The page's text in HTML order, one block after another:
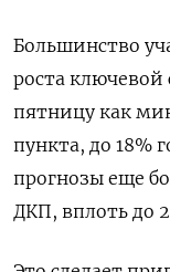
Большинство
роста
пятницу как
пункта, до 18%
прогнозы еще
ДКП, вплоть до